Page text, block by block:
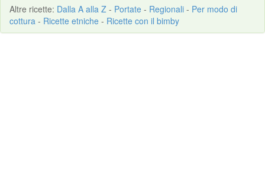
Altre ricette: Dalla A alla Z - Portate - Regionali - Per modo di
cottura - Ricette etniche - Ricette con il bimby